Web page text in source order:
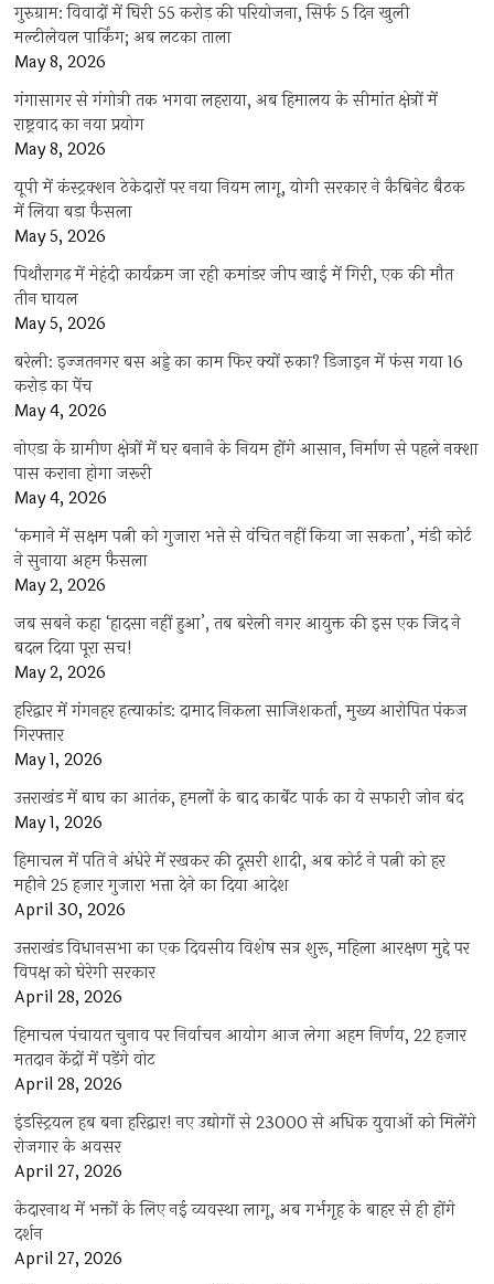
गुरुग्राम: विवादों में घिरी 55 करोड़ की परियोजना, सिर्फ 5 दिन खुली
मल्टीलेवल पार्किंग; अब लटका ताला
May 8, 2026
गंगासागर से गंगोत्री तक भगवा लहराया, अब हिमालय के सीमांत क्षेत्रों में
राष्ट्रवाद का नया प्रयोग
May 8, 2026
यूपी में कंस्ट्रक्शन ठेकेदारों पर नया नियम लागू, योगी सरकार ने कैबिनेट बैठक
में लिया बड़ा फैसला
May 5, 2026
पिथौरागढ़ में मेहंदी कार्यक्रम जा रही कमांडर जीप खाई में गिरी, एक की मौत
तीन घायल
May 5, 2026
बरेली: इज्जतनगर बस अड्डे का काम फिर क्यों रुका? डिजाइन में फंस गया 16
करोड़ का पेंच
May 4, 2026
नोएडा के ग्रामीण क्षेत्रों में घर बनाने के नियम होंगे आसान, निर्माण से पहले नक्शा
पास कराना होगा जरूरी
May 4, 2026
‘कमाने में सक्षम पत्नी को गुजारा भत्ते से वंचित नहीं किया जा सकता’, मंडी कोर्ट
ने सुनाया अहम फैसला
May 2, 2026
जब सबने कहा ‘हादसा नहीं हुआ’, तब बरेली नगर आयुक्त की इस एक जिद ने
बदल दिया पूरा सच!
May 2, 2026
हरिद्वार में गंगनहर हत्याकांड: दामाद निकला साजिशकर्ता, मुख्य आरोपित पंकज
गिरफ्तार
May 1, 2026
उत्तराखंड में बाघ का आतंक, हमलों के बाद कार्बेट पार्क का ये सफारी जोन बंद
May 1, 2026
हिमाचल में पति ने अंधेरे में रखकर की दूसरी शादी, अब कोर्ट ने पत्नी को हर
महीने 25 हजार गुजारा भत्ता देने का दिया आदेश
April 30, 2026
उत्तराखंड विधानसभा का एक दिवसीय विशेष सत्र शुरू, महिला आरक्षण मुद्दे पर
विपक्ष को घेरेगी सरकार
April 28, 2026
हिमाचल पंचायत चुनाव पर निर्वाचन आयोग आज लेगा अहम निर्णय, 22 हजार
मतदान केंद्रों में पड़ेंगे वोट
April 28, 2026
इंडस्ट्रियल हब बना हरिद्वार! नए उद्योगों से 23000 से अधिक युवाओं को मिलेंगे
रोजगार के अवसर
April 27, 2026
केदारनाथ में भक्तों के लिए नई व्यवस्था लागू, अब गर्भगृह के बाहर से ही होंगे
दर्शन
April 27, 2026